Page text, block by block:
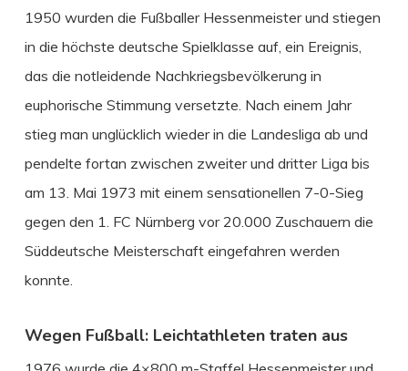
1950 wurden die Fußballer Hessenmeister und stiegen
in die höchste deutsche Spielklasse auf, ein Ereignis,
das die notleidende Nachkriegsbevölkerung in
euphorische Stimmung versetzte. Nach einem Jahr
stieg man unglücklich wieder in die Landesliga ab und
pendelte fortan zwischen zweiter und dritter Liga bis
am 13. Mai 1973 mit einem sensationellen 7-0-Sieg
gegen den 1. FC Nürnberg vor 20.000 Zuschauern die
Süddeutsche Meisterschaft eingefahren werden
konnte.
Wegen Fußball: Leichtathleten traten aus